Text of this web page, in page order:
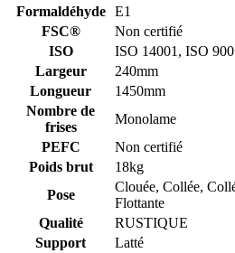
Formaldéhyde
E1
FSC®
Non certifié
ISO
ISO 14001, ISO
Largeur
240mm
Longueur
1450mm
Nombre de
frises
Monolame
PEFC
Non certifié
Poids brut
18kg
Pose
Clouée, Collée,
Flottante
Qualité
RUSTIQUE
Support
Latté